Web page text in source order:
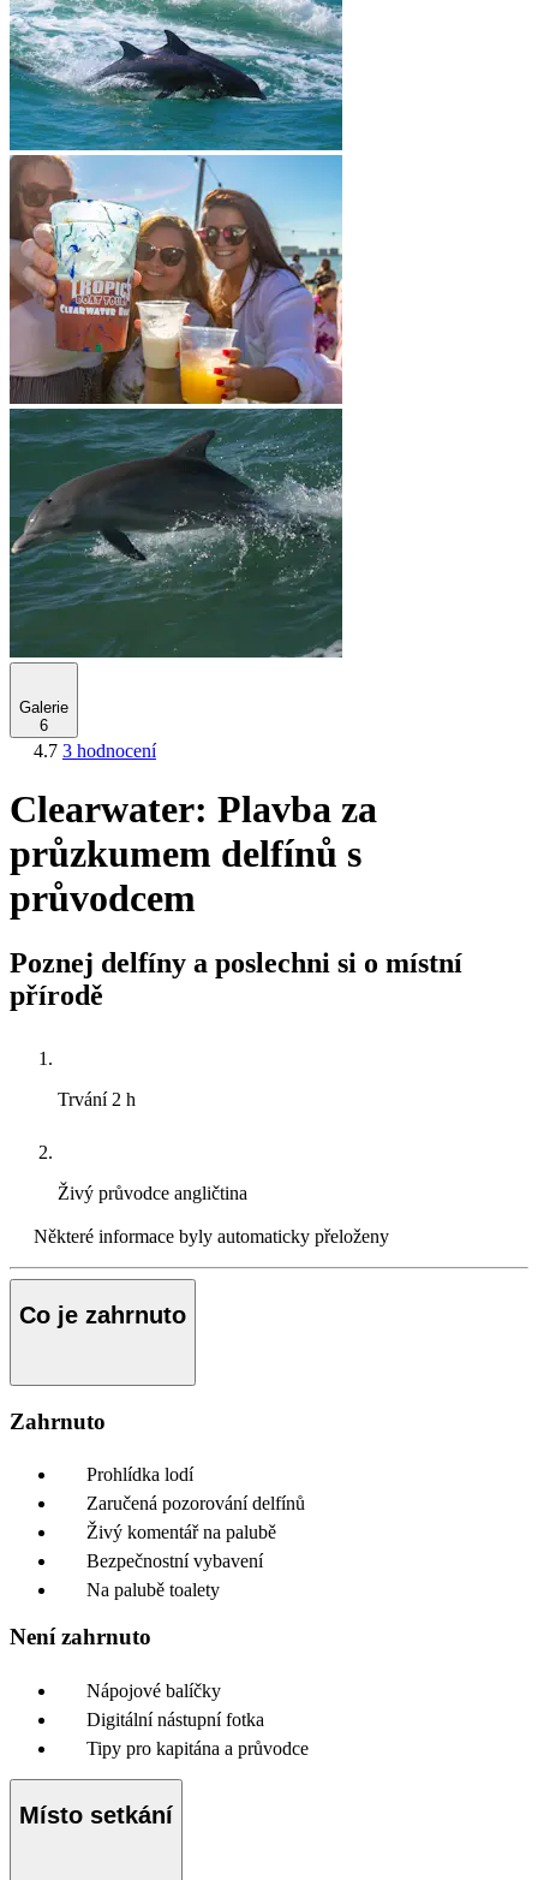
Galerie
6
4.7 3 hodnocení
Clearwater: Plavba za
průzkumem delfínů s
průvodcem
Poznej delfíny a poslechni si o místní
přírodě
Trvání 2 h
Živý průvodce angličtina
Některé informace byly automaticky přeloženy
Co je zahrnuto
Zahrnuto
Prohlídka lodí
Zaručená pozorování delfínů
Živý komentář na palubě
Bezpečnostní vybavení
Na palubě toalety
Není zahrnuto
Nápojové balíčky
Digitální nástupní fotka
Tipy pro kapitána a průvodce
Místo setkání